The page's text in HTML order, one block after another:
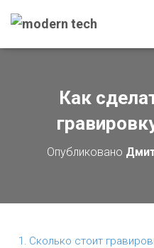
Как
Опубликовано
Сколько стоит